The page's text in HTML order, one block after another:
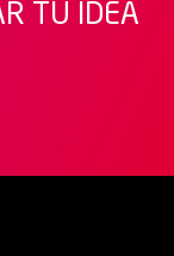
TU IDEA